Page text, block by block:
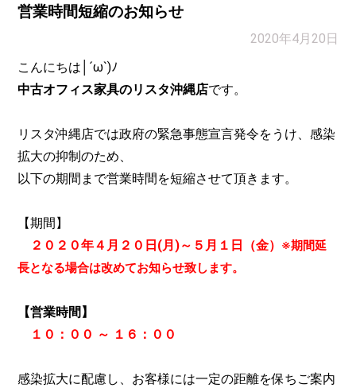
営業時間短縮のお知らせ
2020年4月20日
こんにちは│´ω`)ﾉ
中古オフィス家具のリスタ沖縄店です。
リスタ沖縄店では政府の緊急事態宣言発令をうけ、感染
拡大の抑制のため、
以下の期間まで営業時間を短縮させて頂きます。
【期間】
２０２０年４月２０日(月)～５月１日（金） ※期間延
長となる場合は改めてお知らせ致します。
【営業時間】
１０：００ ～ １６：００
感染拡大に配慮し、お客様には一定の距離を保ちご案内